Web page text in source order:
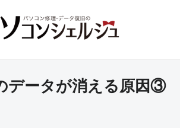
データが消える原因③